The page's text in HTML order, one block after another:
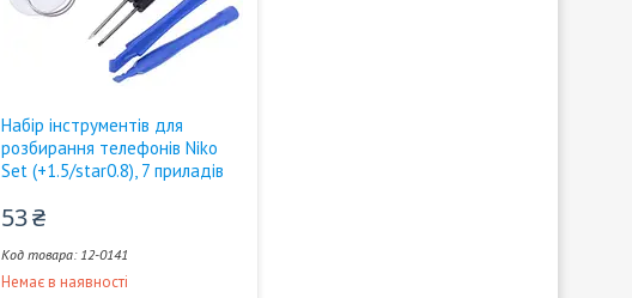
Набір інструментів для
розбирання телефонів Niko
Set (+1.5/star0.8), 7 приладів
53 ₴
12-0141
Немає в наявності